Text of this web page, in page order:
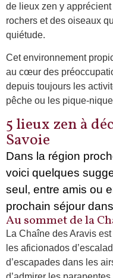
de lieux zen y
rochers et des oiseaux
quiétude.
Cet environnement
au cœur des
depuis toujours les
pêche ou les pique-
5 lieux zen à
Savoie
Dans la région
voici quelques
seul, entre amis ou
prochain séjour
Au sommet de la
La Chaîne des Aravis
les aficionados
d’escapades dans les